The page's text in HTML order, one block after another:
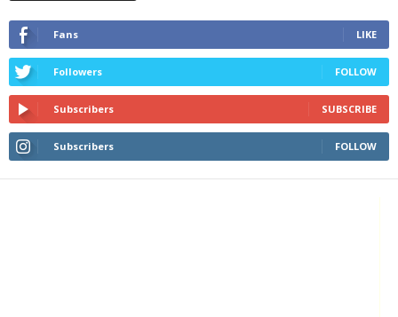
Fans LIKE
Followers FOLLOW
Subscribers SUBSCRIBE
Subscribers FOLLOW